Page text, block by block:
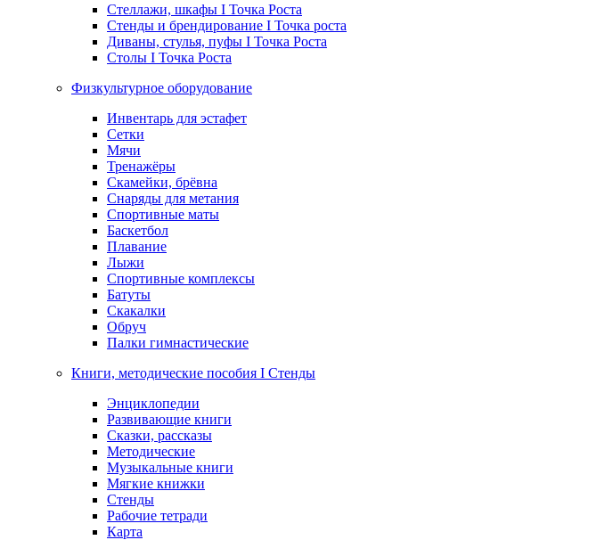
Стеллажи, шкафы I Точка Роста
Стенды и брендирование I Точка роста
Диваны, стулья, пуфы I Точка Роста
Столы I Точка Роста
Физкультурное оборудование
Инвентарь для эстафет
Сетки
Мячи
Тренажёры
Скамейки, брёвна
Снаряды для метания
Спортивные маты
Баскетбол
Плавание
Лыжи
Спортивные комплексы
Батуты
Скакалки
Обруч
Палки гимнастические
Книги, методические пособия I Стенды
Энциклопедии
Развивающие книги
Сказки, рассказы
Методические
Музыкальные книги
Мягкие книжки
Стенды
Рабочие тетради
Карта